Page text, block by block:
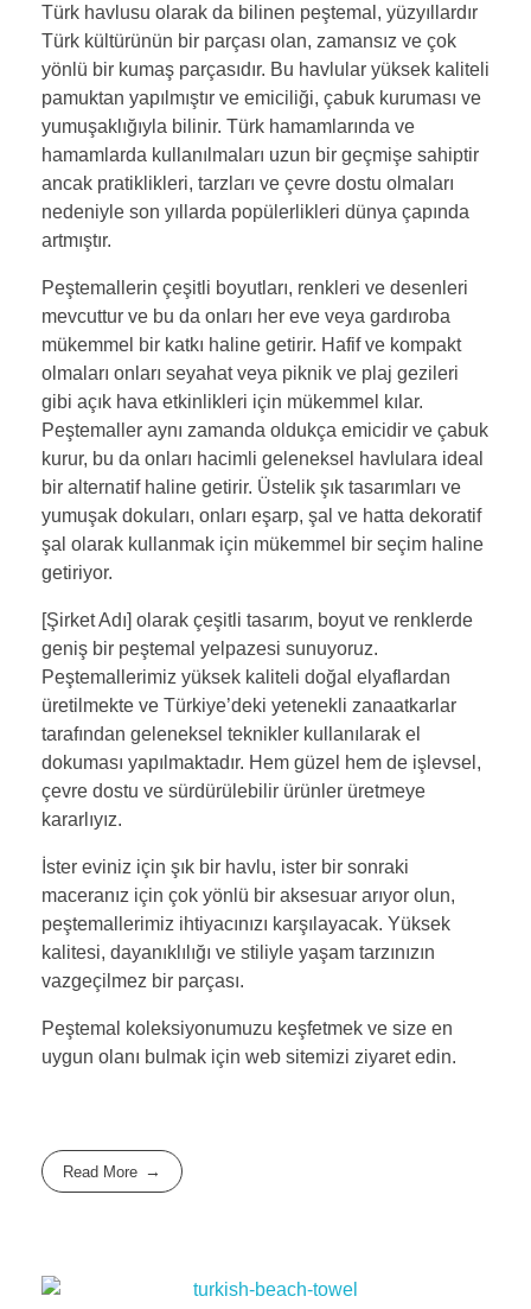
Türk havlusu olarak da bilinen peştemal, yüzyıllardır
Türk kültürünün bir parçası olan, zamansız ve çok
yönlü bir kumaş parçasıdır. Bu havlular yüksek kaliteli
pamuktan yapılmıştır ve emiciliği, çabuk kuruması ve
yumuşaklığıyla bilinir. Türk hamamlarında ve
hamamlarda kullanılmaları uzun bir geçmişe sahiptir
ancak pratiklikleri, tarzları ve çevre dostu olmaları
nedeniyle son yıllarda popülerlikleri dünya çapında
artmıştır.
Peştemallerin çeşitli boyutları, renkleri ve desenleri
mevcuttur ve bu da onları her eve veya gardıroba
mükemmel bir katkı haline getirir. Hafif ve kompakt
olmaları onları seyahat veya piknik ve plaj gezileri
gibi açık hava etkinlikleri için mükemmel kılar.
Peştemaller aynı zamanda oldukça emicidir ve çabuk
kurur, bu da onları hacimli geleneksel havlulara ideal
bir alternatif haline getirir. Üstelik şık tasarımları ve
yumuşak dokuları, onları eşarp, şal ve hatta dekoratif
şal olarak kullanmak için mükemmel bir seçim haline
getiriyor.
[Şirket Adı] olarak çeşitli tasarım, boyut ve renklerde
geniş bir peştemal yelpazesi sunuyoruz.
Peştemallerimiz yüksek kaliteli doğal elyaflardan
üretilmekte ve Türkiye’deki yetenekli zanaatkarlar
tarafından geleneksel teknikler kullanılarak el
dokuması yapılmaktadır. Hem güzel hem de işlevsel,
çevre dostu ve sürdürülebilir ürünler üretmeye
kararlıyız.
İster eviniz için şık bir havlu, ister bir sonraki
maceranız için çok yönlü bir aksesuar arıyor olun,
peştemallerimiz ihtiyacınızı karşılayacak. Yüksek
kalitesi, dayanıklılığı ve stiliyle yaşam tarzınızın
vazgeçilmez bir parçası.
Peştemal koleksiyonumuzu keşfetmek ve size en
uygun olanı bulmak için web sitemizi ziyaret edin.
Read More